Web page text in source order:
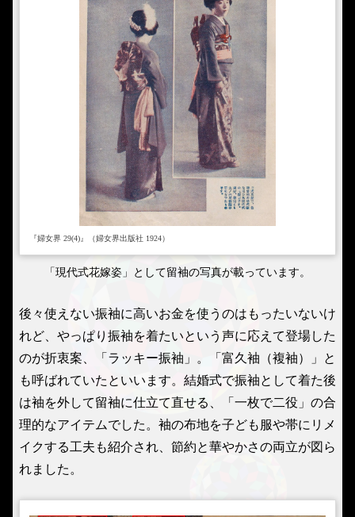
『婦女界 29(4)』（婦女界出版社 1924）
「現代式花嫁姿」として留袖の写真が載っています。
後々使えない振袖に高いお金を使うのはもったいないけ
れど、やっぱり振袖を着たいという声に応えて登場した
のが折衷案、「ラッキー振袖」。「富久袖（複袖）」と
も呼ばれていたといいます。結婚式で振袖として着た後
は袖を外して留袖に仕立て直せる、「一枚で二役」の合
理的なアイテムでした。袖の布地を子ども服や帯にリメ
イクする工夫も紹介され、節約と華やかさの両立が図ら
れました。